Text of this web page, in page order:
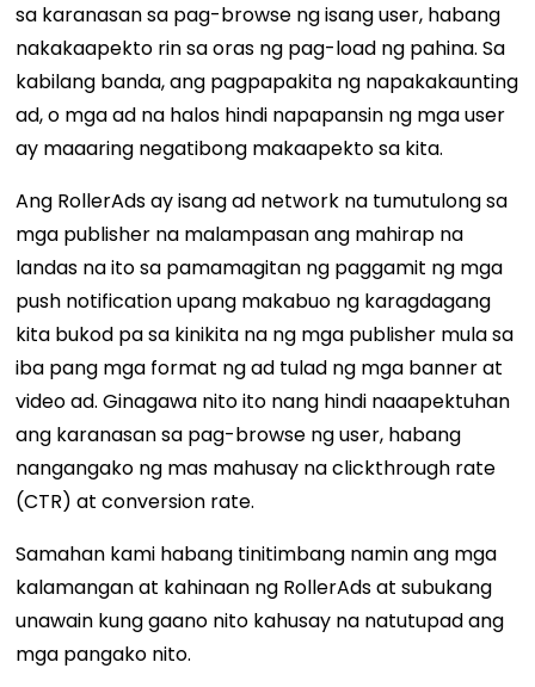
sa karanasan sa pag-browse ng isang user, habang
nakakaapekto rin sa oras ng pag-load ng pahina. Sa
kabilang banda, ang pagpapakita ng napakakaunting
ad, o mga ad na halos hindi napapansin ng mga user
ay maaaring negatibong makaapekto sa kita.
Ang RollerAds ay isang ad network na tumutulong sa
mga publisher na malampasan ang mahirap na
landas na ito sa pamamagitan ng paggamit ng mga
push notification upang makabuo ng karagdagang
kita bukod pa sa kinikita na ng mga publisher mula sa
iba pang mga format ng ad tulad ng mga banner at
video ad. Ginagawa nito ito nang hindi naaapektuhan
ang karanasan sa pag-browse ng user, habang
nangangako ng mas mahusay na clickthrough rate
(CTR) at conversion rate.
Samahan kami habang tinitimbang namin ang mga
kalamangan at kahinaan ng RollerAds at subukang
unawain kung gaano nito kahusay na natutupad ang
mga pangako nito.